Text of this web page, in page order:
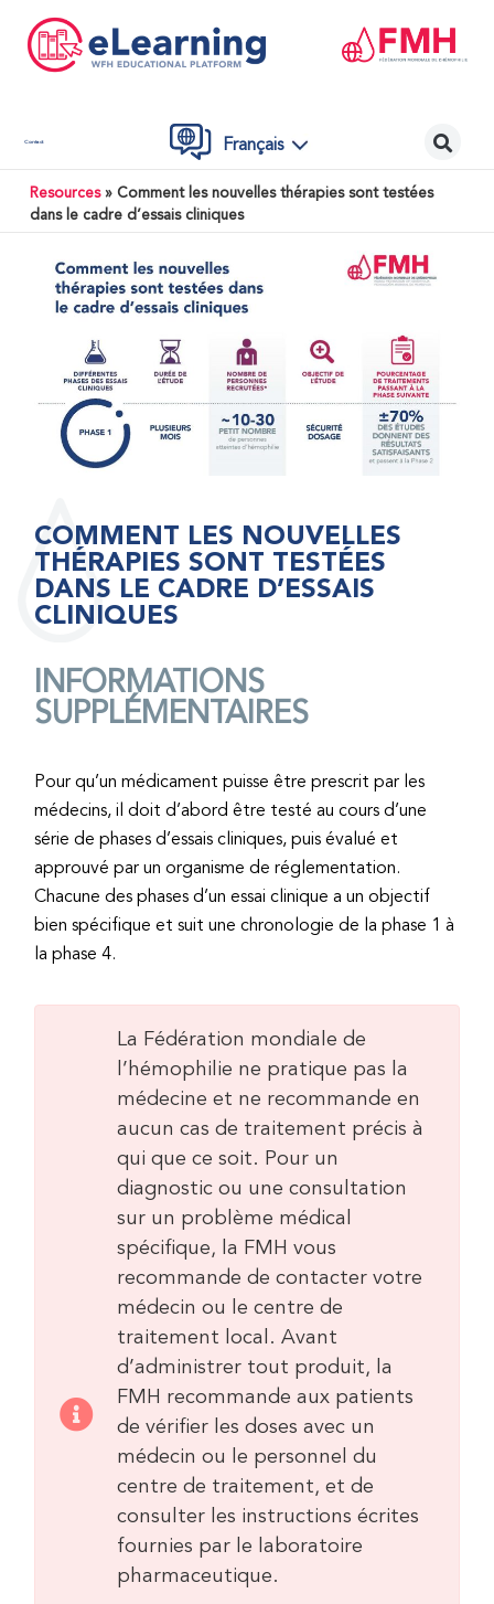
Contact Français
Resources» Comment les nouvelles thérapies sont testées
dans le cadre d’essais cliniques
COMMENT LES NOUVELLES
THÉRAPIES SONT TESTÉES
DANS LE CADRE D’ESSAIS
CLINIQUES
INFORMATIONS
SUPPLÉMENTAIRES
Pour qu’un médicament puisse être prescrit par les
médecins, il doit d’abord être testé au cours d’une
série de phases d’essais cliniques, puis évalué et
approuvé par un organisme de réglementation.
Chacune des phases d’un essai clinique a un objectif
bien spécifique et suit une chronologie de la phase 1 à
la phase 4.
La Fédération mondiale de
l’hémophilie ne pratique pas la
médecine et ne recommande en
aucun cas de traitement précis à
qui que ce soit. Pour un
diagnostic ou une consultation
sur un problème médical
spécifique, la FMH vous
recommande de contacter votre
médecin ou le centre de
traitement local. Avant
d’administrer tout produit, la
FMH recommande aux patients
de vérifier les doses avec un
médecin ou le personnel du
centre de traitement, et de
consulter les instructions écrites
fournies par le laboratoire
pharmaceutique.